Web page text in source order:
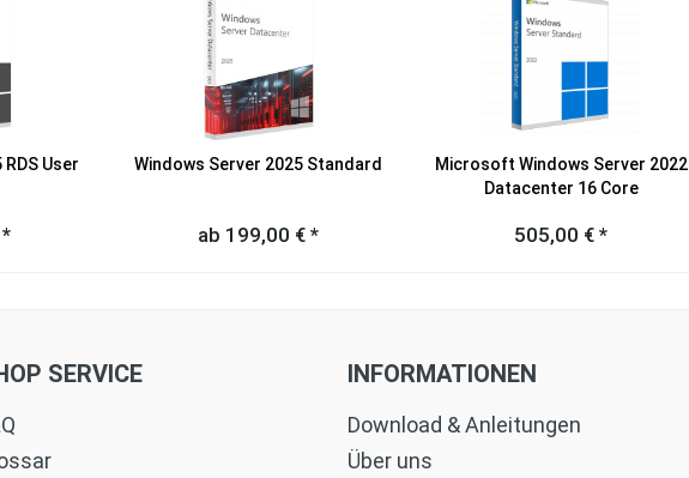
User
Windows Server 2025 Standard
ab 199,00 € *
Microsoft Windows Server 2022
Datacenter 16 Core
505,00 € *
SERVICE INFORMATIONEN
Download & Anleitungen
Über uns